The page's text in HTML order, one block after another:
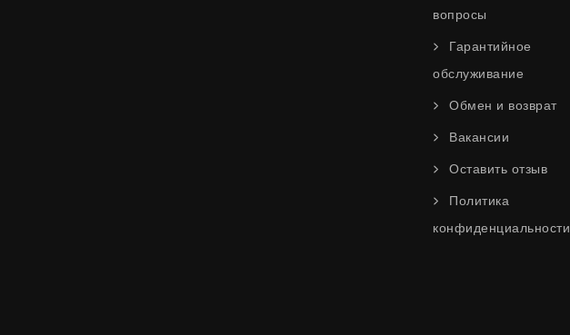
вопросы
Гарантийное
обслуживание
Обмен и возврат
Вакансии
Оставить отзыв
Политика
конфиденциальности